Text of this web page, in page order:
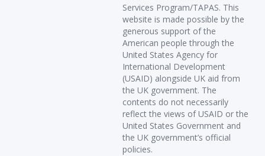
Services Program/TAPAS. This
website is made possible by the
generous support of the
American people through the
United States Agency for
International Development
(USAID) alongside UK aid from
the UK government. The
contents do not necessarily
reflect the views of USAID or the
United States Government and
the UK government’s official
policies.